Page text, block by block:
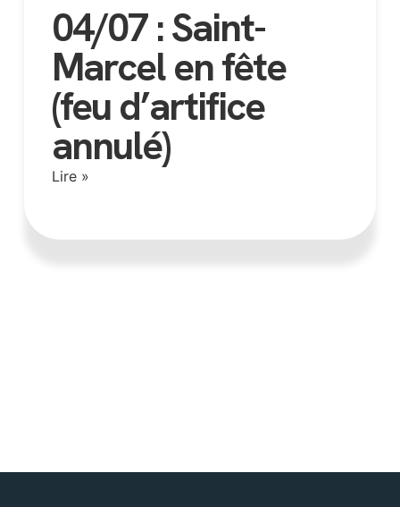
04/07 : Saint-
Marcel en fête
(feu d’artifice
annulé)
Lire »